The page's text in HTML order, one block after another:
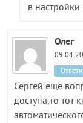
в
Олег
Сергей еще
доступа,то тот